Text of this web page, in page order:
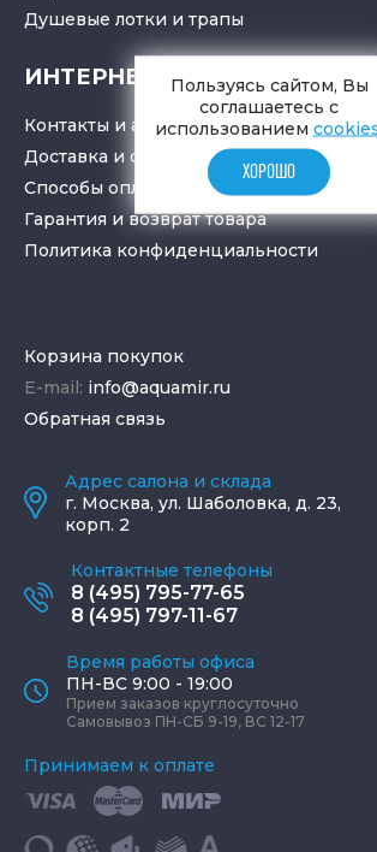
Душевые лотки и трапы
ИНТЕРНЕТ-МАГАЗИН
Контакты и адрес
Доставка и самовывоз
Способы оплаты
Гарантия и возврат товара
Политика конфиденциальности
Корзина покупок
E-mail: info@aquamir.ru
Обратная связь
Адрес салона и склада
г. Москва, ул. Шаболовка, д. 23,
корп. 2
Контактные телефоны
8 (495) 795-77-65
8 (495) 797-11-67
Время работы офиса
ПН-ВС 9:00 - 19:00
Прием заказов круглосуточно
Самовывоз ПН-СБ 9-19, ВС 12-17
Принимаем к оплате
Пользуясь сайтом, Вы
соглашаетесь с
использованием
ХОРОШО